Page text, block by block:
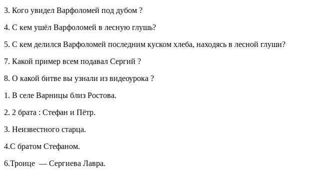
3. Кого увидел Варфоломей под дубом ?
4. С кем ушёл Варфоломей в лесную глушь?
5. С кем делился Варфоломей последним куском хлеба, находясь в лесной глуши?
7. Какой пример всем подавал Сергий ?
8. О какой битве вы узнали из видеоурока ?
1. В селе Варницы близ Ростова.
2. 2 брата : Стефан и Пётр.
3. Неизвестного старца.
4.С братом Стефаном.
6.Троице — Сергиева Лавра.